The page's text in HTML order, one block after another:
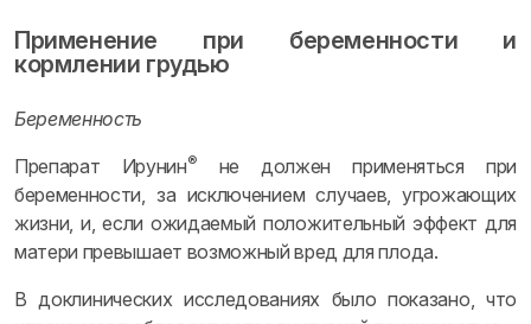
Применение при беременности и
кормлении грудью
Беременность
Препарат Ирунин®
не должен применяться при
беременности, за исключением случаев, угрожающих
жизни, и, если ожидаемый положительный эффект для
матери превышает возможный вред для плода.
В доклинических исследованиях было показано, что